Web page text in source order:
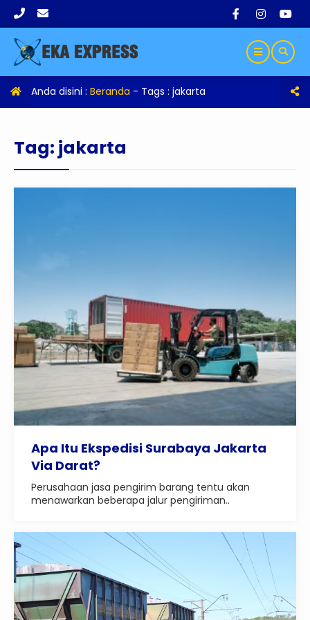
Anda disini : Beranda - Tags : jakarta
Tag: jakarta
Apa Itu Ekspedisi Surabaya Jakarta
Via Darat?
Perusahaan jasa pengirim barang tentu akan
menawarkan beberapa jalur pengiriman..